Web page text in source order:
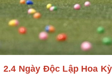
2.4 Ngày Độc Lập Hoa